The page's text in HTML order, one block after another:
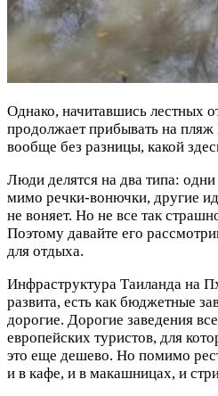
Однако, начитавшись лестных
продолжает прибывать на
вообще без разницы, какой
Люди делятся на два типа:
мимо речки-вонючки, другие
не воняет. Но не все так
Поэтому давайте его
для отдыха.
Инфраструктура Таиланда на
развита, есть как бюджетные
дорогие. Дорогие заведения
европейских туристов, для
это еще дешево. Но помимо
и в кафе, и в макашницах, и